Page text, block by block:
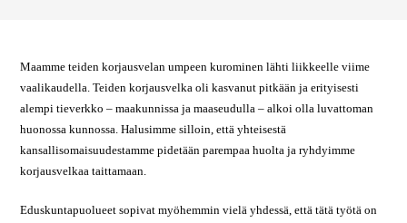
Maamme teiden korjausvelan umpeen kurominen lähti liikkeelle viime
vaalikaudella. Teiden korjausvelka oli kasvanut pitkään ja erityisesti
alempi tieverkko – maakunnissa ja maaseudulla – alkoi olla luvattoman
huonossa kunnossa. Halusimme silloin, että yhteisestä
kansallisomaisuudestamme pidetään parempaa huolta ja ryhdyimme
korjausvelkaa taittamaan.
Eduskuntapuolueet sopivat myöhemmin vielä yhdessä, että tätä työtä on